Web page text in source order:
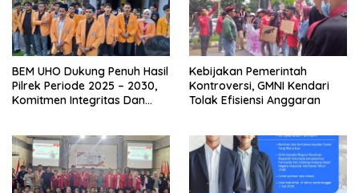
BEM UHO Dukung Penuh Hasil
Pilrek Periode 2025 – 2030,
Komitmen Integritas Dan
Kebijakan Pemerintah
Kontroversi, GMNI Kendari
Tolak Efisiensi Anggaran